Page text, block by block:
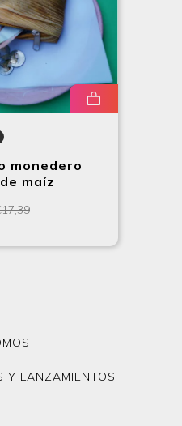
monedero
maíz
Y LANZAMIENTOS